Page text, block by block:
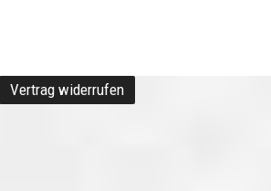
Vertrag widerrufen